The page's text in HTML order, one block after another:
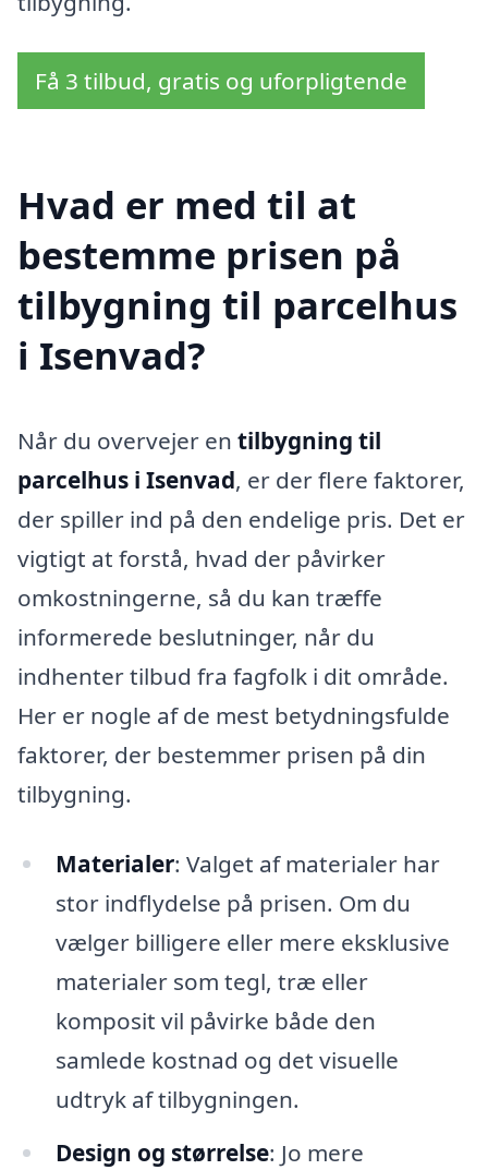
Få 3 tilbud, gratis og uforpligtende
Hvad er med til at
bestemme prisen på
tilbygning til parcelhus
i Isenvad?
Når du overvejer en tilbygning til
parcelhus i Isenvad, er der flere faktorer,
der spiller ind på den endelige pris. Det er
vigtigt at forstå, hvad der påvirker
omkostningerne, så du kan træffe
informerede beslutninger, når du
indhenter tilbud fra fagfolk i dit område.
Her er nogle af de mest betydningsfulde
faktorer, der bestemmer prisen på din
tilbygning.
Materialer: Valget af materialer har
stor indflydelse på prisen. Om du
vælger billigere eller mere eksklusive
materialer som tegl, træ eller
komposit vil påvirke både den
samlede kostnad og det visuelle
udtryk af tilbygningen.
Design og størrelse: Jo mere